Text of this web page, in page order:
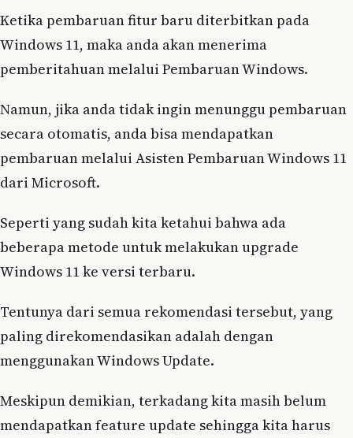
Ketika pembaruan fitur baru diterbitkan pada
Windows 11, maka anda akan menerima
pemberitahuan melalui Pembaruan Windows.
Namun, jika anda tidak ingin menunggu pembaruan
secara otomatis, anda bisa mendapatkan
pembaruan melalui Asisten Pembaruan Windows 11
dari Microsoft.
Seperti yang sudah kita ketahui bahwa ada
beberapa metode untuk melakukan upgrade
Windows 11 ke versi terbaru.
Tentunya dari semua rekomendasi tersebut, yang
paling direkomendasikan adalah dengan
menggunakan Windows Update.
Meskipun demikian, terkadang kita masih belum
mendapatkan feature update sehingga kita harus